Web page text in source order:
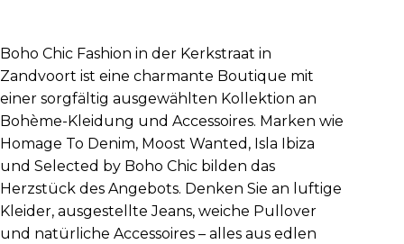
Boho Chic Fashion in der Kerkstraat in
Zandvoort ist eine charmante Boutique mit
einer sorgfältig ausgewählten Kollektion an
Bohème-Kleidung und Accessoires. Marken wie
Homage To Denim, Moost Wanted, Isla Ibiza
und Selected by Boho Chic bilden das
Herzstück des Angebots. Denken Sie an luftige
Kleider, ausgestellte Jeans, weiche Pullover
und natürliche Accessoires – alles aus edlen